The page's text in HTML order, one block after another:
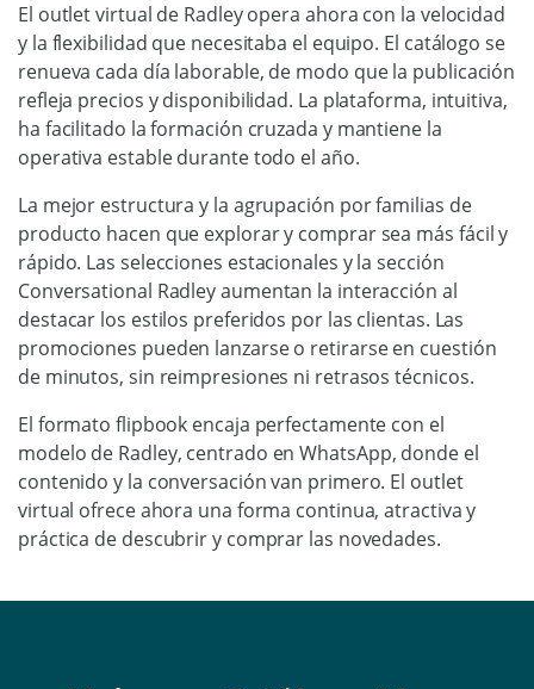
El outlet virtual de Radley opera ahora con la velocidad
y la flexibilidad que necesitaba el equipo. El catálogo se
renueva cada día laborable, de modo que la publicación
refleja precios y disponibilidad. La plataforma, intuitiva,
ha facilitado la formación cruzada y mantiene la
operativa estable durante todo el año.
La mejor estructura y la agrupación por familias de
producto hacen que explorar y comprar sea más fácil y
rápido. Las selecciones estacionales y la sección
Conversational Radley aumentan la interacción al
destacar los estilos preferidos por las clientas. Las
promociones pueden lanzarse o retirarse en cuestión
de minutos, sin reimpresiones ni retrasos técnicos.
El formato flipbook encaja perfectamente con el
modelo de Radley, centrado en WhatsApp, donde el
contenido y la conversación van primero. El outlet
virtual ofrece ahora una forma continua, atractiva y
práctica de descubrir y comprar las novedades.